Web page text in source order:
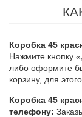
Коробка 45
Нажмите кнопку
либо оформите
корзину, для
Коробка 45
телефону: